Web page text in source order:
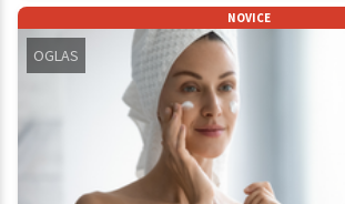
NOVICE
OGLAS